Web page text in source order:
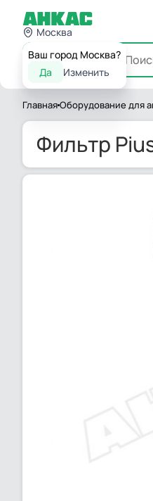
Москва
Ваш город Москва?
Да
Изменить
Каталог
ГлавнаяОборудование для
Фильтр